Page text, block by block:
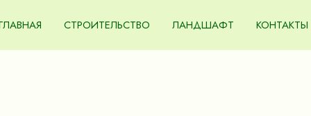
СТРОИТЕЛЬСТВО ЛАНДШАФТ КОНТАКТЫ